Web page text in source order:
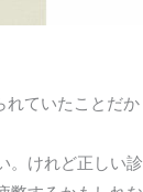
れていたことだか
。けれど正しい診